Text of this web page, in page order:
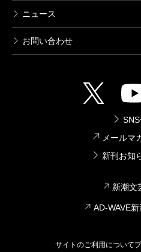
ニュース
お問い合わせ
メールマ
新刊お知
新潮文
AD-WAVE
サイトのご利用について